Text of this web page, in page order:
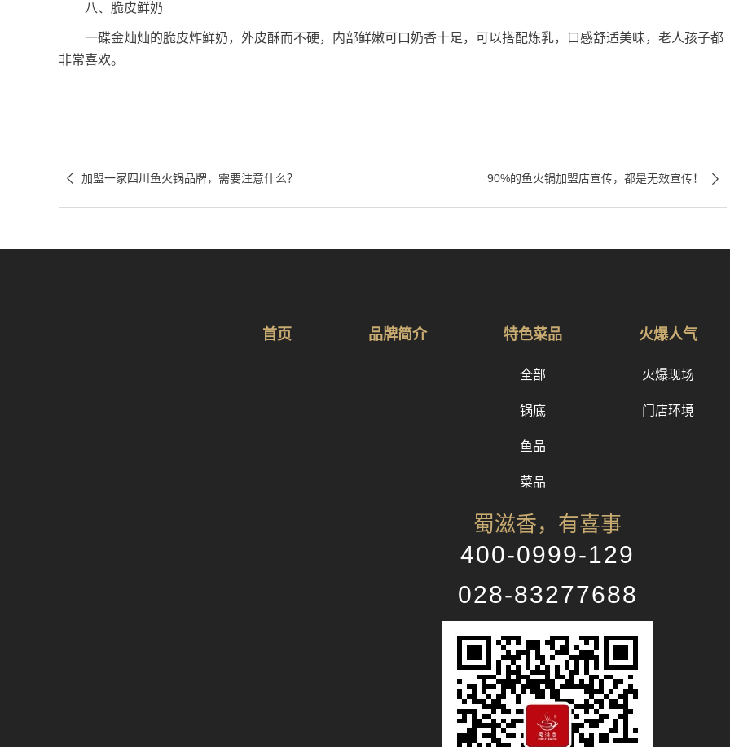
八、脆皮鲜奶
一碟金灿灿的脆皮炸鲜奶，外皮酥而不硬，内部鲜嫩可口奶香十足，可以搭配炼乳，口感舒适美味，老人孩子都
非常喜欢。
 加盟一家四川鱼火锅品牌，需要注意什么？ 
90%的鱼火锅加盟店宣传，都是无效宣传！
首页 品牌简介 特色菜品
全部
锅底
鱼品
菜品
火爆人气
火爆现场
门店环境
蜀滋香，有喜事
400-0999-129
028-83277688